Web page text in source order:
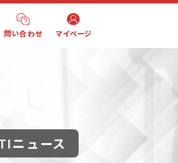
問い合わせ マイページ
ニュース